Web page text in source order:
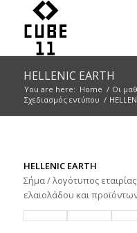
HELLENIC EARTH
You are here: Home / Οι
Σχεδιασμός εντύπου /
HELLENIC EARTH
Σήμα / λογότυπος
ελαιολάδου και